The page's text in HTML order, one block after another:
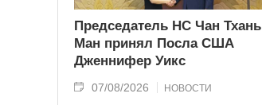
Председатель НС Чан Тхань
Ман принял Посла США
Дженнифер Уикс
07/08/2026 НОВОСТИ